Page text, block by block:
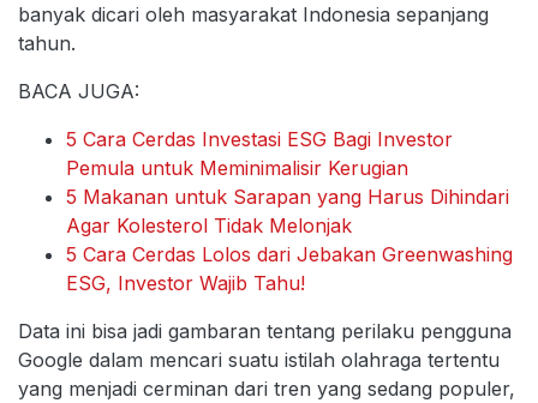
banyak dicari oleh masyarakat Indonesia sepanjang
tahun.
BACA JUGA:
5 Cara Cerdas Investasi ESG Bagi Investor
Pemula untuk Meminimalisir Kerugian
5 Makanan untuk Sarapan yang Harus Dihindari
Agar Kolesterol Tidak Melonjak
5 Cara Cerdas Lolos dari Jebakan Greenwashing
ESG, Investor Wajib Tahu!
Data ini bisa jadi gambaran tentang perilaku pengguna
Google dalam mencari suatu istilah olahraga tertentu
yang menjadi cerminan dari tren yang sedang populer,